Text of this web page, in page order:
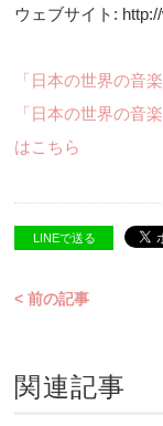
ウェブサイト:
「日本の世界の音
「日本の世界の音
はこちら
LINEで送る
< 前の記事
関連記事